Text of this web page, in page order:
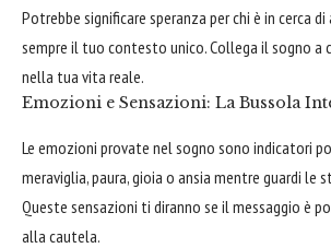
Potrebbe significare speranza per chi è in cerca di
sempre il tuo contesto unico. Collega il sogno a
nella tua vita reale.
Emozioni e Sensazioni: La Bussola
Le emozioni provate nel sogno sono indicatori
meraviglia, paura, gioia o ansia mentre guardi le
Queste sensazioni ti diranno se il messaggio è
alla cautela.